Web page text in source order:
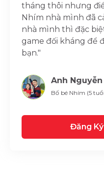
tháng thôi nhưng
Nhím nhà mình đã
nhà mình thì đặc
game đối kháng để
bạn."
Anh
Bố bé Nhím (5
Đăng